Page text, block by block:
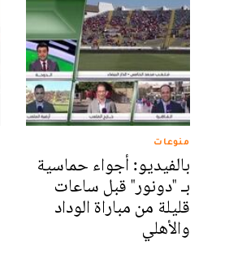
منوعات
بالفيديو: أجواء حماسية
بـ "دونور" قبل ساعات
قليلة من مباراة الوداد
والأهلي